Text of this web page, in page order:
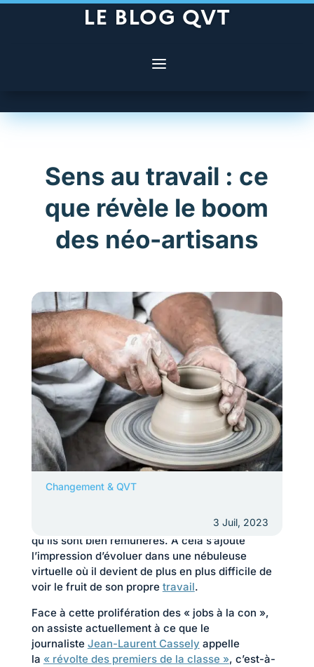
LE BLOG QVT
Sens au travail : ce
que révèle le boom
des néo-artisans
Changement & QVT
3 Juil, 2023
les «bullshit jobs» fleurissent dans les
paraissent d’autant plus inutiles et dérisoires
qu’ils sont bien rémunérés. À cela s’ajoute
l’impression d’évoluer dans une nébuleuse
virtuelle où il devient de plus en plus difficile de
voir le fruit de son propre travail.
Face à cette prolifération des « jobs à la con »,
on assiste actuellement à ce que le
journaliste Jean-Laurent Cassely appelle
la « révolte des premiers de la classe », c’est-à-